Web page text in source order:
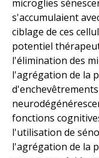
microglies
s'accumulaient
ciblage de ces
potentiel
l'élimination des
l'agrégation de la
fonctions
l'utilisation de
l'agrégation de la